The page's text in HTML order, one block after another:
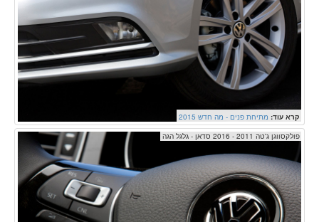
קרא עוד: מתיחת פנים - מה חדש 2015
פולקסווגן ג'טה 2011 - 2016 סדאן - גלגל הגה